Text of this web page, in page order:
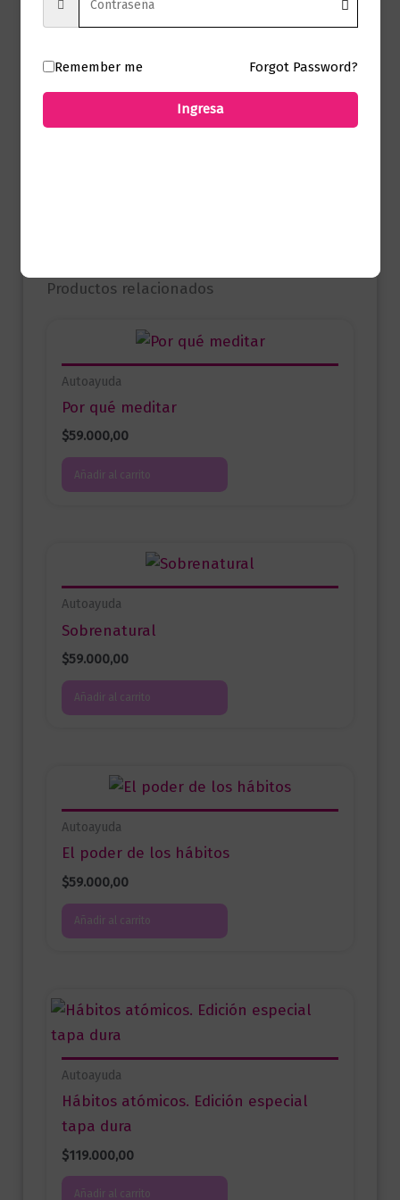
Solo los usuarios registrados que hayan
Productos relacionados
Autoayuda
Por qué meditar
$59.000,00
Añadir al carrito
Autoayuda
Sobrenatural
$59.000,00
Añadir al carrito
Autoayuda
El poder de los hábitos
$59.000,00
Añadir al carrito
Autoayuda
Hábitos atómicos. Edición especial
tapa dura
$119.000,00
Añadir al carrito
Remember me Forgot Password?
Ingresa